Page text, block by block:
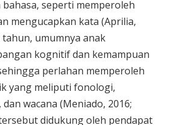
seperti memperoleh
mengucapkan kata (Aprilia,
tahun, umumnya anak
kognitif dan kemampuan
perlahan memperoleh
yang meliputi fonologi,
wacana (Meniado, 2016;
didukung oleh pendapat